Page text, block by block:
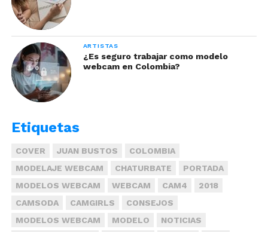
ARTISTAS
¿Es seguro trabajar como modelo
webcam en Colombia?
Etiquetas
COVER JUAN BUSTOS
COLOMBIA
MODELAJE WEBCAM
CHATURBATE
PORTADA
MODELOS WEBCAM
WEBCAM CAM4
2018
CAMSODA
CAMGIRLS
CONSEJOS
MODELOS WEBCAM
MODELO
NOTICIAS